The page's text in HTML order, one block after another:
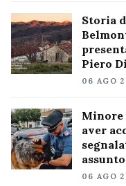
Storia
Piero
06 AGO
Minore
aver
06 AGO